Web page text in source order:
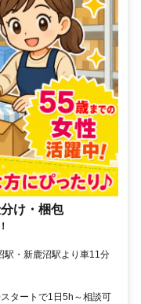
け・梱包
駅・新鹿沼駅より車11分
タートで1日5h～相談可